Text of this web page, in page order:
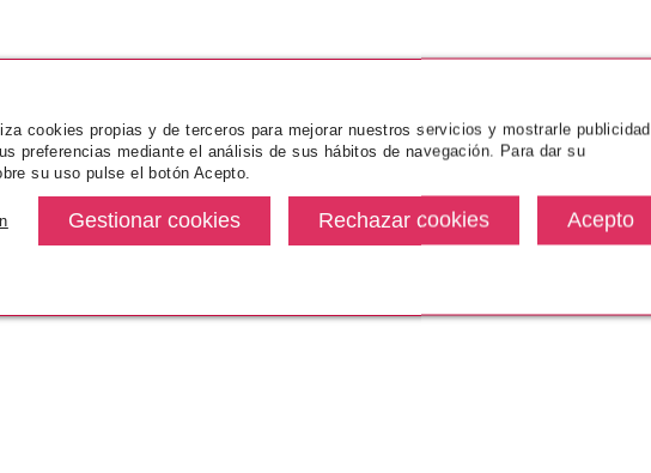
cookies propias y de terceros para mejorar nuestros servicios y mostrarle publicidad
preferencias mediante el análisis de sus hábitos de navegación. Para dar su
su uso pulse el botón Acepto.